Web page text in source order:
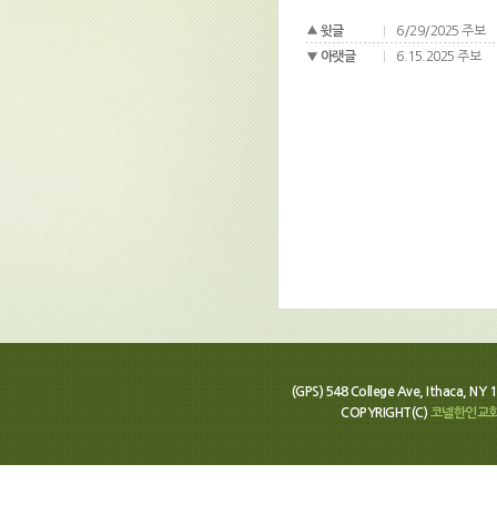
윗글
6/29/2025 주보
아랫글
6.15.2025 주보
(GPS) 548 College Ave, Ithaca,
COPYRIGHT(C) 코넬한인교